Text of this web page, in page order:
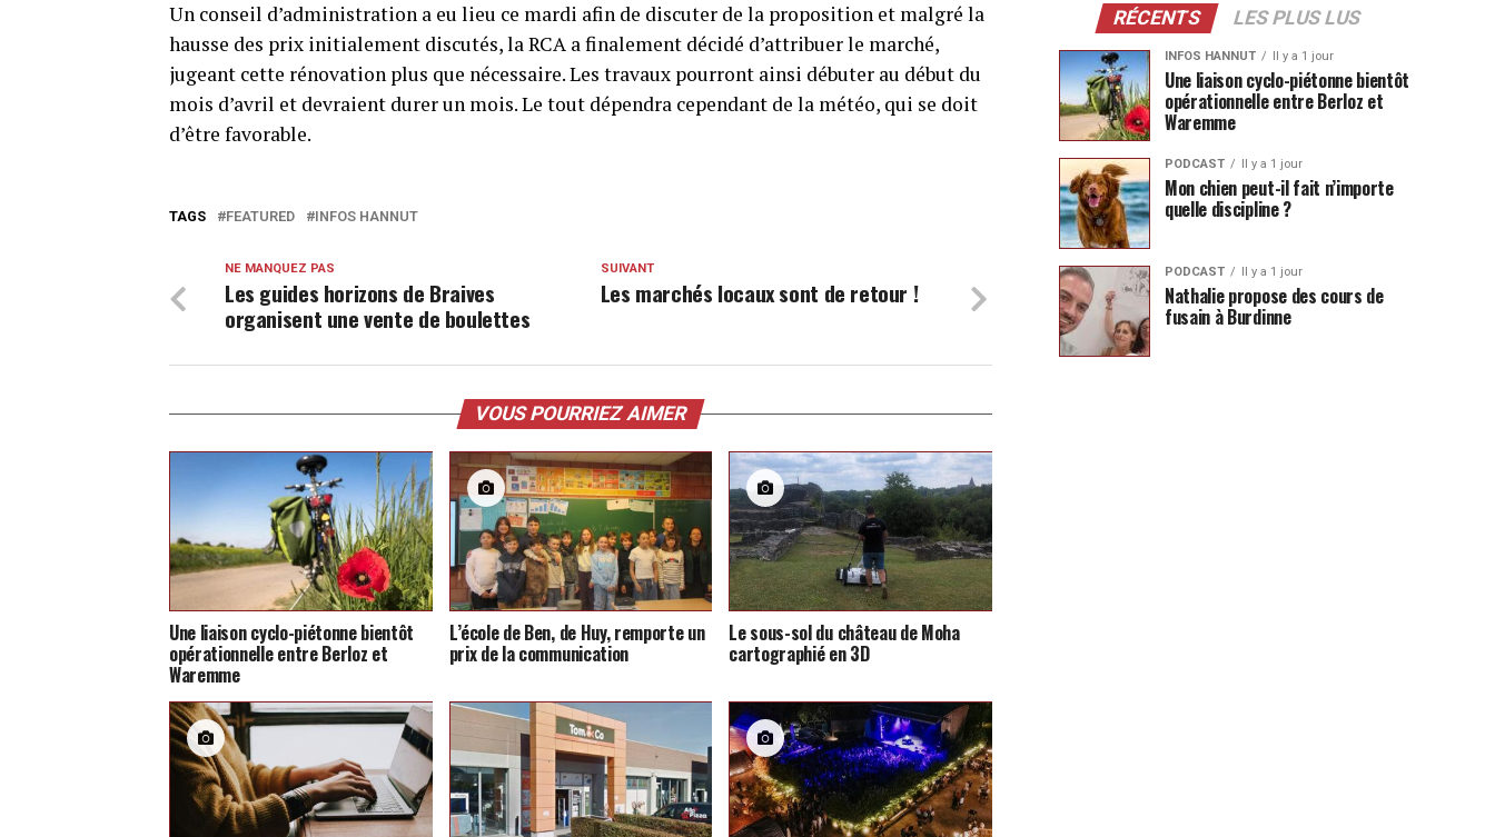
Un conseil d’administration a eu lieu ce mardi afin de discuter de la proposition et malgré la
hausse des prix initialement discutés, la RCA a finalement décidé d’attribuer le marché,
jugeant cette rénovation plus que nécessaire. Les travaux pourront ainsi débuter au début du
mois d’avril et devraient durer un mois. Le tout dépendra cependant de la météo, qui se doit
d’être favorable.
TAGS FEATURED INFOS HANNUT
SUIVANT
Les marchés locaux sont de retour !
NE MANQUEZ PAS
Les guides horizons de Braives
organisent une vente de boulettes
VOUS POURRIEZ AIMER
Une liaison cyclo-piétonne bientôt
opérationnelle entre Berloz et
Waremme
L’école de Ben, de Huy, remporte un
prix de la communication
Le sous-sol du château de Moha
cartographié en 3D
RÉCENTS LES PLUS LUS
INFOS HANNUT Il y a 1 jour
Une liaison cyclo-piétonne bientôt
opérationnelle entre Berloz et
Waremme
PODCAST Il y a 1 jour
Mon chien peut-il fait n’importe
quelle discipline ?
PODCAST Il y a 1 jour
Nathalie propose des cours de
fusain à Burdinne